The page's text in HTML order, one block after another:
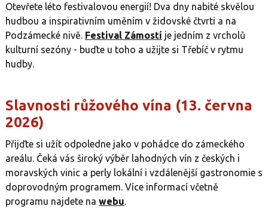
Otevřete léto festivalovou energií! Dva dny nabité skvělou
hudbou a inspirativním uměním v židovské čtvrti a na
Podzámecké nivě. Festival Zámostí je jedním z vrcholů
kulturní sezóny - buďte u toho a užijte si Třebíč v rytmu
hudby.
Slavnosti růžového vína (13. června
2026)
Přijďte si užít odpoledne jako v pohádce do zámeckého
areálu. Čeká vás široký výběr lahodných vín z českých i
moravských vinic a perly lokální i vzdálenější gastronomie s
doprovodným programem. Více informací včetně
programu najdete na webu.